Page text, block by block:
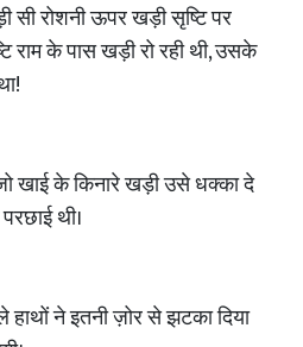
सी रोशनी ऊपर खड़ी सृष्टि पर
राम के पास खड़ी रो रही थी, उसके
खाई के किनारे खड़ी उसे धक्का दे
थी।
ने इतनी ज़ोर से झटका दिया